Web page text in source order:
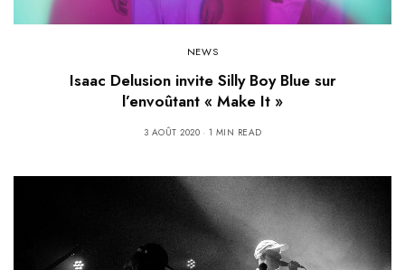
NEWS
Isaac Delusion invite Silly Boy Blue sur
l’envoûtant « Make It »
3 AOÛT 2020 1 MIN READ